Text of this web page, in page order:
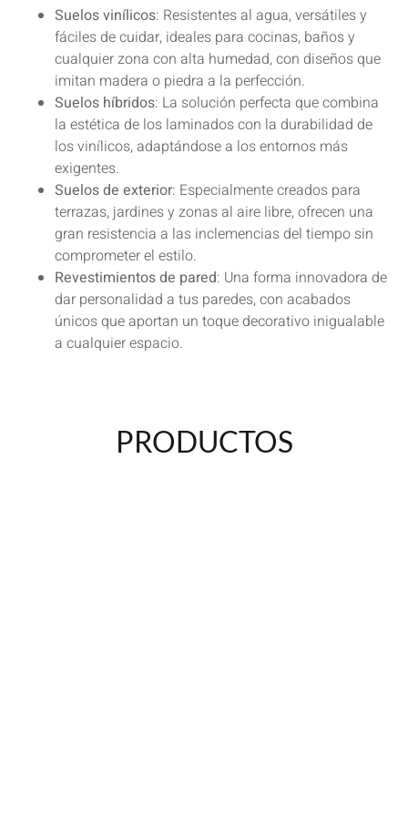
Suelos vinílicos: Resistentes al agua, versátiles y
fáciles de cuidar, ideales para cocinas, baños y
cualquier zona con alta humedad, con diseños que
imitan madera o piedra a la perfección.
Suelos híbridos: La solución perfecta que combina
la estética de los laminados con la durabilidad de
los vinílicos, adaptándose a los entornos más
exigentes.
Suelos de exterior: Especialmente creados para
terrazas, jardines y zonas al aire libre, ofrecen una
gran resistencia a las inclemencias del tiempo sin
comprometer el estilo.
Revestimientos de pared: Una forma innovadora de
dar personalidad a tus paredes, con acabados
únicos que aportan un toque decorativo inigualable
a cualquier espacio.
PRODUCTOS